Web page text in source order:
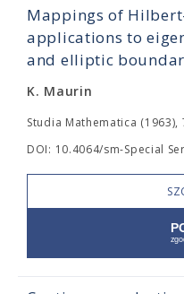
Mappings of
applications to
and elliptic
K. Maurin
Studia Mathematica (1963),
DOI: 10.4064/sm-Special